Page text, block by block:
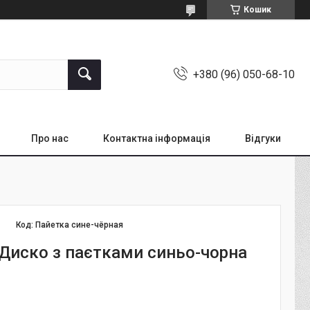
Кошик
+380 (96) 050-68-10
Про нас Контактна інформація Відгуки
Код: Пайетка сине-чёрная
з паєтками синьо-чорна